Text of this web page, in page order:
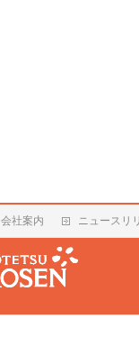
会社案内 ニュースリ